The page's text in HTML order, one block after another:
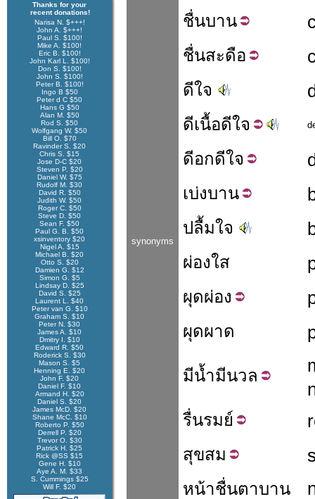
Thanks for your
recent donations!
Narisa N. $+++!
John A. $+++!
Paul S. $100!
Mike A. $100!
Eric B. $100!
John Karl L. $100!
Don S. $100!
John S. $100!
Peter B. $100!
Ingo B $50
Peter d C $50
Hans G $50
Alan M. $50
Rod S. $50
Wolfgang W. $50
Bill O. $70
Ravinder S. $20
Chris S. $15
Jose D-C $20
Steven P. $20
Daniel W. $75
Rudolf M. $30
David R. $50
Judith W. $50
Roger C. $50
Steve D. $50
Sean F. $50
Paul G. B. $50
xsinventory $20
Nigel A. $15
Michael B. $20
Otto S. $20
Damien G. $12
Simon G. $5
Lindsay D. $25
David S. $25
Laurent L. $40
Peter van G. $10
Graham S. $10
Peter N. $30
James A. $10
Dmitry I. $10
Edward R. $50
Roderick S. $30
Mason S. $5
Henning E. $20
John F. $20
Daniel F. $10
Armand H. $20
Daniel S. $20
James McD. $20
Shane McC. $10
Roberto P. $50
Derrell P. $20
Trevor O. $30
Patrick H. $25
Rick @SS $15
Gene H. $10
Aye A. M. $33
S. Cummings $25
Will F. $20
synonyms
ชื่นบาน
ชื่นสะดือ
ดีใจ
ดีเนื้อดีใจ
ดีอกดีใจ
เบ่งบาน
ปลื้มใจ
ผ่องใส
ผุดผ่อง
ผุดผาด
มีน้ำมีนวล
รื่นรมย์
สุขสม
หน้าชื่นตาบาน